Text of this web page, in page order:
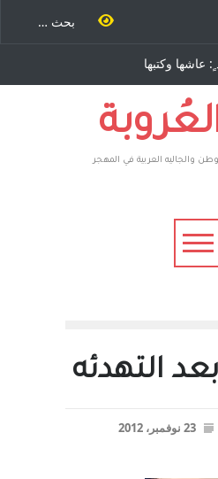
وكتبها
نيوجرسي –
الامريكية
والجاليه العربية في المهجر
التهدئه
23 نوفمبر، 2012